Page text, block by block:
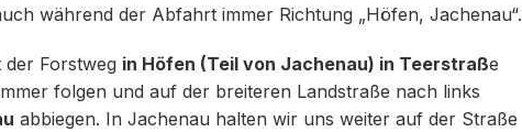
während der Abfahrt immer Richtung „Höfen, Jachenau“.
Forstweg in Höfen (Teil von Jachenau) in Teerstraße
folgen und auf der breiteren Landstraße nach links
abbiegen. In Jachenau halten wir uns weiter auf der Straße